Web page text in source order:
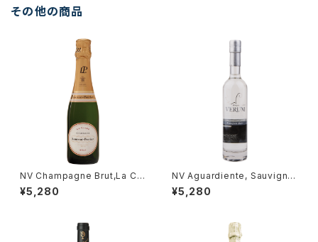
その他の商品
NV Champagne Brut,La Cu
vee 375ml / Laurent-Perri
er
¥5,280
NV Aguardiente, Sauvigno
n Blanc 350ml / Bodegas V
erum
¥5,280